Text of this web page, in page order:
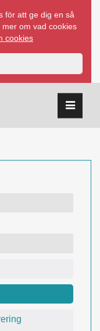
för att ge dig en så
om vad cookies
cookies